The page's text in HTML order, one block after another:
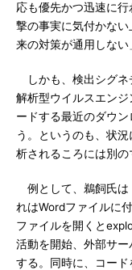
応も優先かつ迅速に
撃の事実に気付かな
来の対策が通用しない
しかも、検出シグネ
解析型ウイルスエン
ードする最近のダウ
う。というのも、状
析されるころには別の
例として、鵜飼氏は
れはWordファイルに
ファイルを開くと
活動を開始、外部サ
する。同時に、コー